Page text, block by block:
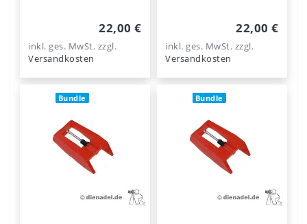
22,00 €
inkl. ges. MwSt. zzgl.
Versandkosten
22,00 €
inkl. ges. MwSt. zzgl.
Versandkosten
Bundle Bundle